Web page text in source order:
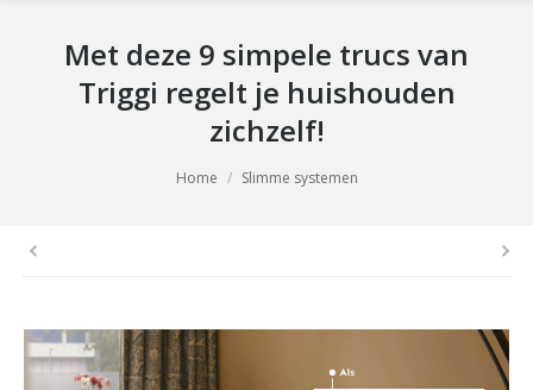
Met deze 9 simpele trucs van
Triggi regelt je huishouden
zichzelf!
Home Slimme systemen